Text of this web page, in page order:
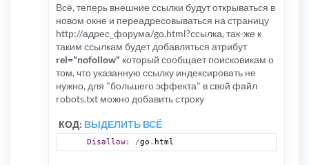
Всё, теперь внешние ссылки будут открываться в
новом окне и переадресовываться на страницу
http://адрес_форума/go.html?ссылка, так-же к
таким ссылкам будет добавляться атрибут
rel="nofollow" который сообщает поисковикам о
том, что указанную ссылку индексировать не
нужно, для "большего эффекта" в свой файл
robots.txt можно добавить строку
КОД: ВЫДЕЛИТЬ ВСЁ
Disallow: /go . html